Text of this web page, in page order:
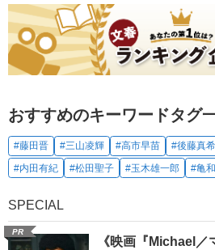
おすすめのキーワードタグ
#藤田晋 #三山凌輝 #高市早苗 #後藤真希
#内田有紀
#松田聖子 #玉木雄一郎 #亀
SPECIAL
PR
《映画『Michael